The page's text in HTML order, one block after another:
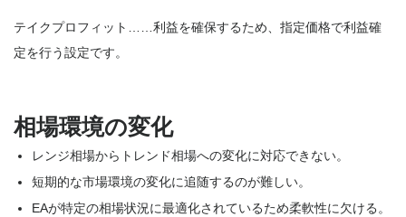
テイクプロフィット……利益を確保するため、指定価格で利益確
定を行う設定です。
相場環境の変化
レンジ相場からトレンド相場への変化に対応できない。
短期的な市場環境の変化に追随するのが難しい。
EAが特定の相場状況に最適化されているため柔軟性に欠ける。